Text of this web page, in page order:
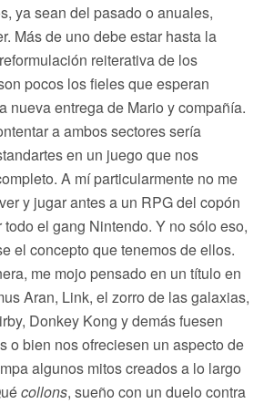
ya sean del pasado o anuales,
Más de uno debe estar hasta la
reiterativa de los
pocos los fieles que esperan
nueva entrega de Mario y compañía.
a ambos sectores sería
en un juego que nos
A mí particularmente no me
y jugar antes a un RPG del copón
el gang Nintendo. Y no sólo eso,
el concepto que tenemos de ellos.
me mojo pensado en un título en
Aran, Link, el zorro de las galaxias,
Donkey Kong y demás fuesen
o bien nos ofreciesen un aspecto de
algunos mitos creados a lo largo
collons, sueño con un duelo contra